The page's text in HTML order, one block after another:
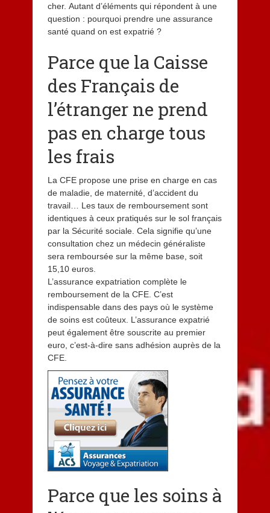
cher. Autant d’éléments qui répondent à une
question : pourquoi prendre une assurance
santé quand on est expatrié ?
Parce que la Caisse
des Français de
l’étranger ne prend
pas en charge tous
les frais
La CFE propose une prise en charge en cas
de maladie, de maternité, d’accident du
travail… Les taux de remboursement sont
identiques à ceux pratiqués sur le sol français
par la Sécurité sociale. Cela signifie qu’une
consultation chez un médecin généraliste
sera remboursée sur la même base, soit
15,10 euros.
L’assurance expatriation complète le
remboursement de la CFE. C’est
indispensable dans des pays où le système
de soins est coûteux. L’assurance expatrié
peut également être souscrite au premier
euro, c’est-à-dire sans adhésion auprès de la
CFE.
Parce que les soins à